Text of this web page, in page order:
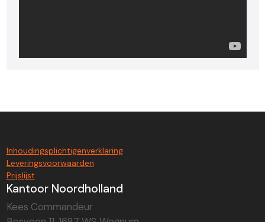
Inhoudingsplichtigenverklaring
Leveringsvoorwaarden
Prijslijst
Kantoor Noordholland
Kees Commandeur